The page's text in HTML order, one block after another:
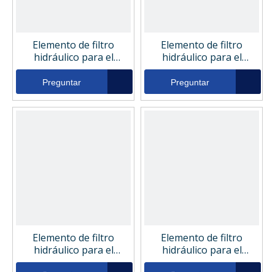
Elemento de filtro
hidráulico para el
sistema hidráulico de la
fábrica de rodillos GUD
Z117
Preguntar
Elemento de filtro
hidráulico para el
sistema hidráulico del
molino rodante
Greyfriars HS7514
Preguntar
Elemento de filtro
hidráulico para el
sistema hidráulico de la
Elemento de filtro
hidráulico para el
sistema hidráulico de la